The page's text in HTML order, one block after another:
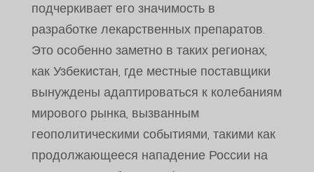
подчеркивает его значимость в
разработке лекарственных препаратов.
Это особенно заметно в таких регионах,
как Узбекистан, где местные поставщики
вынуждены адаптироваться к колебаниям
мирового рынка, вызванным
геополитическими событиями, такими как
продолжающееся нападение России на